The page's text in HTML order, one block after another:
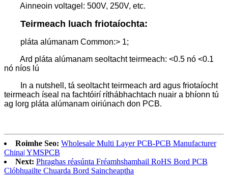
Ainneoin voltagel: 500V, 250V, etc.
Teirmeach luach friotaíochta:
pláta alúmanam Common:> 1;
Ard pláta alúmanam seoltacht teirmeach: <0.5 nó <0.1
nó níos lú
In a nutshell, tá seoltacht teirmeach ard agus friotaíocht
teirmeach íseal na fachtóirí ríthábhachtach nuair a bhíonn tú
ag lorg pláta alúmanam oiriúnach don PCB.
Roimhe Seo: Wholesale Multi Layer PCB-PCB Manufacturer
China| YMSPCB
Next: Phraghas réasúnta Fréamhshamhail RoHS Bord PCB
Clóbhuailte Chuarda Bord Saincheaptha